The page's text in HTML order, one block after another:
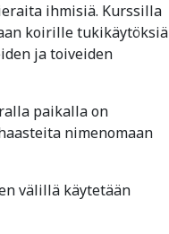
ihmisiä. Kurssilla
koirille tukikäytöksiä
ja toiveiden
paikalla on
nimenomaan
välillä käytetään